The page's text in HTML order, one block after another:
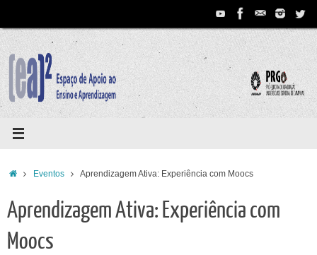
conteúdo
HomeEventos Aprendizagem Ativa: Experiência com Moocs
Aprendizagem Ativa: Experiência com
Moocs